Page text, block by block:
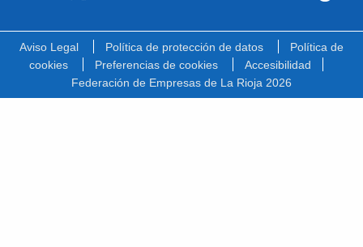
Aviso Legal Política de protección de datos
Política de
cookies
Preferencias de cookies
Accesibilidad
Federación de Empresas de La Rioja 2026